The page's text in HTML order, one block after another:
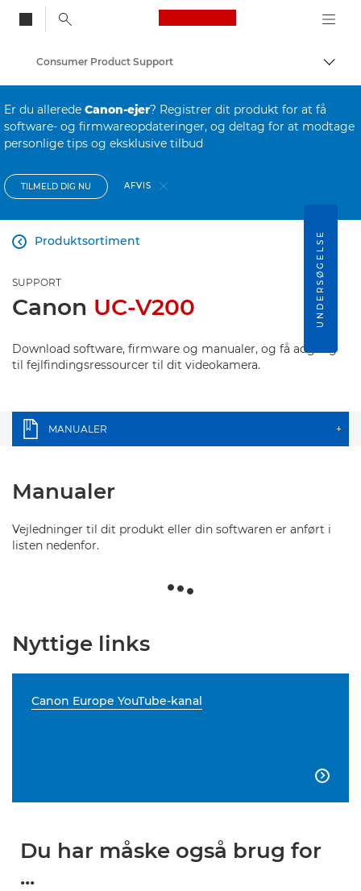
Canon Logo, back
Skift
Consumer Product Support
Er du allerede Canon-ejer? Registrer dit produkt for at få
software- og firmwareopdateringer, og deltag for at modtage
personlige tips og eksklusive tilbud
TILMELD DIG NU AFVIS
Produktsortiment

SUPPORT
Canon UC-V200
Download software, firmware og manualer, og få adgang
til fejlfindingsressourcer til dit videokamera.
MANUALER +
Manualer
Vejledninger til dit produkt eller din softwaren er anført i
listen nedenfor.
Nyttige links
Canon Europe YouTube-kanal

Du har måske også brug for
...
UNDERSØGELSE